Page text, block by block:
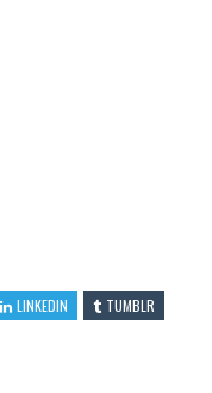
LINKEDIN
TUMBLR